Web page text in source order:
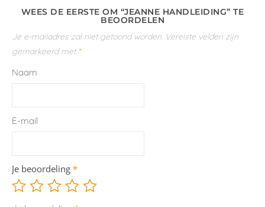
WEES DE EERSTE OM “JEANNE HANDLEIDING” TE
BEOORDELEN
Je e-mailadres zal niet getoond worden. Vereiste velden zijn
gemarkeerd met *
Naam
E-mail
Je beoordeling *